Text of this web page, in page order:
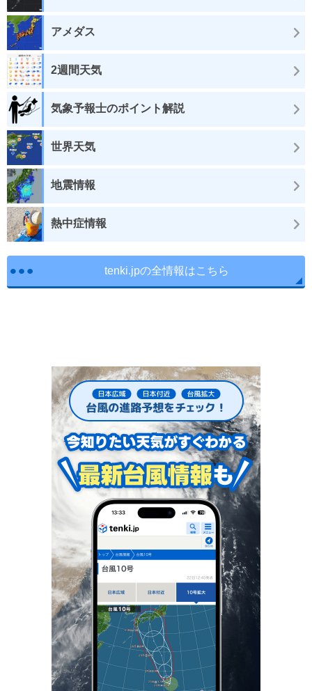
アメダス
2週間天気
気象予報士のポイント解説
世界天気
地震情報
熱中症情報
tenki.jpの全情報はこちら